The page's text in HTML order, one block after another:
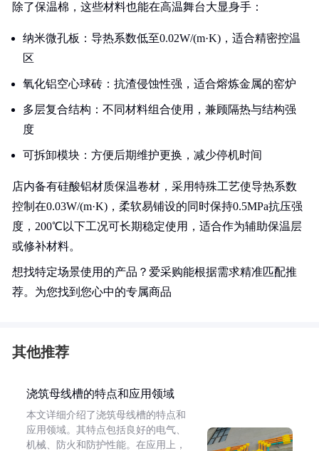
除了保温棉，这些材料也能在高温舞台大显身手：
纳米微孔板：导热系数低至0.02W/(m·K)，适合精密控温
区
氧化铝空心球砖：抗渣侵蚀性强，适合熔炼金属的窑炉
多层复合结构：不同材料组合使用，兼顾隔热与结构强
度
可拆卸模块：方便后期维护更换，减少停机时间
店内备有硅酸铝材质保温卷材，采用特殊工艺使导热系数
控制在0.03W/(m·K)，柔软易铺设的同时保持0.5MPa抗压强
度，200℃以下工况可长期稳定使用，适合作为辅助保温层
或修补材料。
想找特定场景使用的产品？爱采购能根据需求精准匹配推
荐。为您找到您心中的专属商品
其他推荐
浇筑母线槽的特点和应用领域
本文详细介绍了浇筑母线槽的特点和
应用领域。其特点包括良好的电气、
机械、防火和防护性能。在应用上，